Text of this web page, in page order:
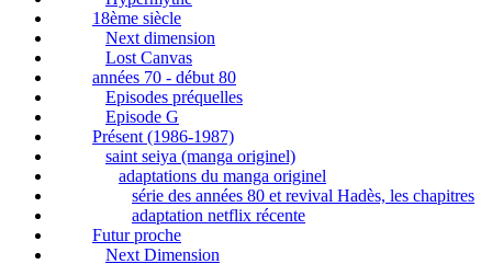
18ème siècle
Next dimension
Lost Canvas
années 70 - début 80
Episodes préquelles
Episode G
Présent (1986-1987)
saint seiya (manga originel)
adaptations du manga originel
série des années 80 et revival Hadès, les chapitres
adaptation netflix récente
Futur proche
Next Dimension